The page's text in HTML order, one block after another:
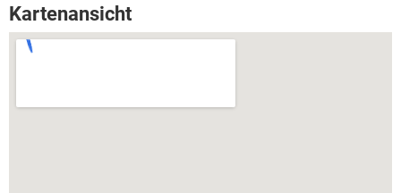
Kartenansicht